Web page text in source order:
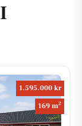
1.595.000 kr
169 m2